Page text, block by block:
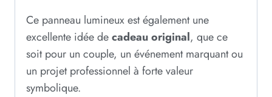
Ce panneau lumineux est également une
excellente idée decadeau original, que ce
soit pour un couple, un événement marquant ou
un projet professionnel à forte valeur
symbolique.